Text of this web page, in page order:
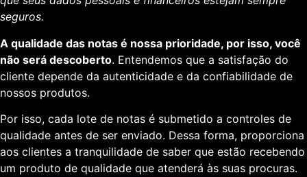
seguros.
A qualidade das notas é nossa prioridade, por isso, você
não será descoberto. Entendemos que a satisfação do
cliente depende da autenticidade e da confiabilidade de
nossos produtos.
Por isso, cada lote de notas é submetido a controles de
qualidade antes de ser enviado. Dessa forma, proporciona
aos clientes a tranquilidade de saber que estão recebendo
um produto de qualidade que atenderá às suas procuras.